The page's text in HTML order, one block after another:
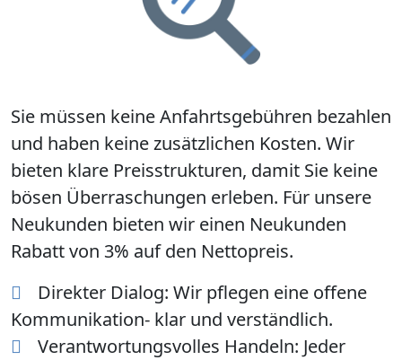
Sie müssen keine Anfahrtsgebühren bezahlen
und haben keine zusätzlichen Kosten. Wir
bieten klare Preisstrukturen, damit Sie keine
bösen Überraschungen erleben. Für unsere
Neukunden bieten wir einen Neukunden
Rabatt von 3% auf den Nettopreis.
Direkter Dialog: Wir pflegen eine offene
Kommunikation- klar und verständlich.
Verantwortungsvolles Handeln: Jeder